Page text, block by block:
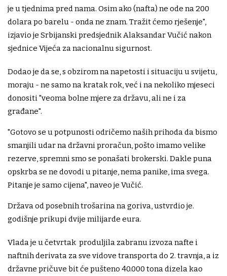
je u tjednima pred nama. Osim ako (nafta) ne ode na 200
dolara po barelu - onda ne znam. Tražit ćemo rješenje",
izjavio je Srbijanski predsjednik Alaksandar Vučić nakon
sjednice Vijeća za nacionalnu sigurnost.
Dodao je da se, s obzirom na napetosti i situaciju u svijetu,
moraju - ne samo na kratak rok, već i na nekoliko mjeseci
donositi "veoma bolne mjere za državu, ali ne i za
građane".
"Gotovo se u potpunosti odričemo naših prihoda da bismo
smanjili udar na državni proračun, pošto imamo velike
rezerve, spremni smo se ponašati brokerski. Dakle puna
opskrba se ne dovodi u pitanje, nema panike, ima svega.
Pitanje je samo cijena", naveo je Vučić.
Država od posebnih trošarina na goriva, ustvrdio je.
godišnje prikupi dvije milijarde eura.
Vlada je u četvrtak produljila zabranu izvoza nafte i
naftnih derivata za sve vidove transporta do 2. travnja, a iz
državne pričuve bit će pušteno 40.000 tona dizela kao